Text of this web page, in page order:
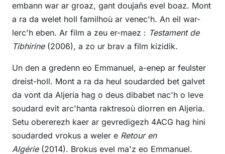
embann war ar groaz, gant doujañs evel boaz. Mont
a ra da welet holl familhoù ar venec'h. An eil war-
lerc'h eben. Ar film a zeu er-maez : Testament de
Tibhirine(2006), a zo ur brav a film kizidik.
Un den a gredenn eo Emmanuel, a-enep ar feulster
dreist-holl. Mont a ra da heul soudarded bet galvet
da vont da Aljeria hag o deus dibabet nac'h o leve
soudard evit arc'hanta raktresoù diorren en Aljeria.
Setu obererezh kaer ar gevredigezh 4ACG hag hini
soudarded vrokus a weler e Retour en
Algérie(2014). Brokus evel ma'z eo Emmanuel.